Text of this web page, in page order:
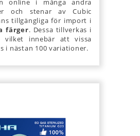
online i många andra
och stenar av Cubic
tillgängliga för import i
färger. Dessa tillverkas i
vilket innebär att vissa
i nästan 100 variationer.